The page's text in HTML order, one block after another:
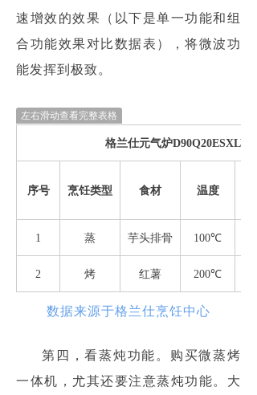
速增效的效果（以下是单一功能和组
合功能效果对比数据表），将微波功
能发挥到极致。
左右滑动查看完整表格
格兰仕元气炉
序号 烹饪类型 食材 温度
1 蒸 芋头排骨 100℃
2 烤 红薯 200℃
数据来源于格兰仕烹饪中心
第四，看蒸炖功能。购买微蒸烤
一体机，尤其还要注意蒸炖功能。大